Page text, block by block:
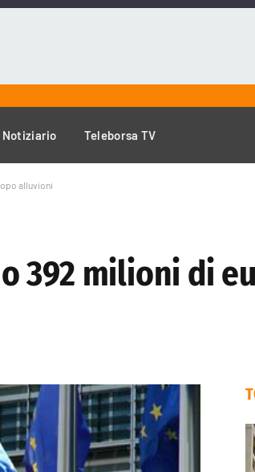
Notiziario Teleborsa TV
alluvioni
392 milioni di